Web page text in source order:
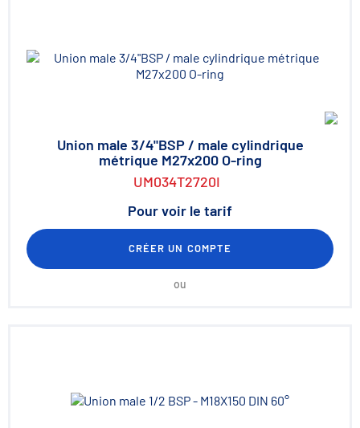
Union male 3/4"BSP / male cylindrique
métrique M27x200 O-ring
UM034T2720I
Pour voir le tarif
CRÉER UN COMPTE
ou